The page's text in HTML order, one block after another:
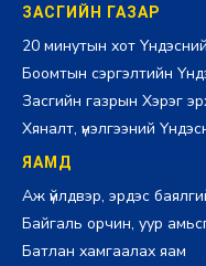
ЗАСГИЙН ГАЗАР
20 минутын хот
Боомтын сэргэлтийн
Засгийн газрын Хэрэг
Хяналт, үнэлгээний
ЯАМД
Аж үйлдвэр, эрдэс
Байгаль орчин, уур
Батлан хамгаалах яам